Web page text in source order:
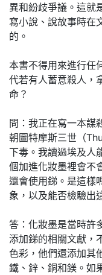
異和紛歧爭議。這就
寫小說、說故事時在
的。
本書不得用來進行任
代若有人蓄意殺人，
命？
問：我正在寫一本謀
朝圖特摩斯三世（
下毒。我讀過埃及人
個加進化妝墨裡會不
還會使用銻。是這樣
象，以及能否檢驗出
答：化妝墨是當時許
添加銻的相關文獻，
色彩，他們還添加其
鐵、鋅、銅和鎂。如